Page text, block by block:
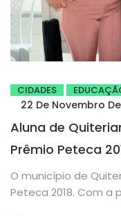
CIDADES
22 De Novembro
Aluna de
Prêmio Peteca
O município de
Peteca 2018. Com a